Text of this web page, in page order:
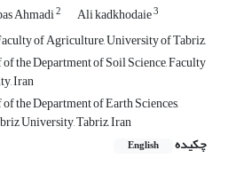
Ahmadi2 Ali kadkhodaie3
of Agriculture, University of Tabriz,
the Department of Soil Science, Faculty
Iran
the Department of Earth Sciences,
University, Tabriz, Iran
چکیده
English